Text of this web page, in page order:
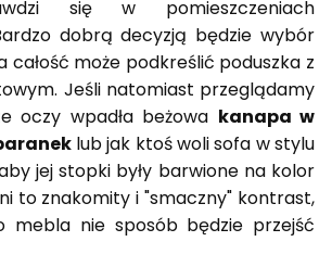
się w pomieszczeniach
dobrą decyzją będzie wybór
całość może podkreślić poduszka z
Jeśli natomiast przeglądamy
oczy wpadła beżowa kanapa w
lub jak ktoś woli sofa w stylu
jej stopki były barwione na kolor
to znakomity i "smaczny" kontrast,
mebla nie sposób będzie przejść